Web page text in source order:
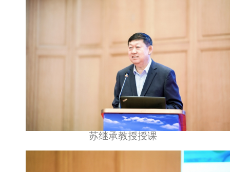
苏继承教授授课